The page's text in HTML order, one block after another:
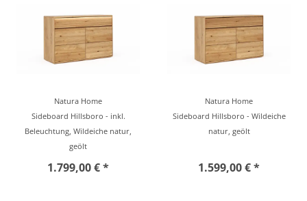
Natura Home
Sideboard Hillsboro - inkl.
Beleuchtung, Wildeiche natur,
geölt
1.799,00 € *
Natura Home
Sideboard Hillsboro - Wildeiche
natur, geölt
1.599,00 € *